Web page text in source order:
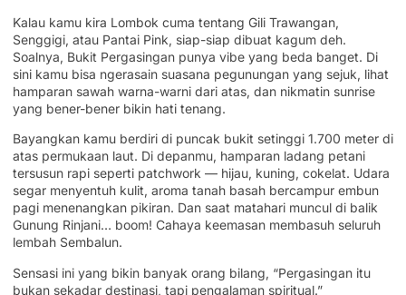
Kalau kamu kira Lombok cuma tentang Gili Trawangan,
Senggigi, atau Pantai Pink, siap-siap dibuat kagum deh.
Soalnya, Bukit Pergasingan punya vibe yang beda banget. Di
sini kamu bisa ngerasain suasana pegunungan yang sejuk, lihat
hamparan sawah warna-warni dari atas, dan nikmatin sunrise
yang bener-bener bikin hati tenang.
Bayangkan kamu berdiri di puncak bukit setinggi 1.700 meter di
atas permukaan laut. Di depanmu, hamparan ladang petani
tersusun rapi seperti patchwork — hijau, kuning, cokelat. Udara
segar menyentuh kulit, aroma tanah basah bercampur embun
pagi menenangkan pikiran. Dan saat matahari muncul di balik
Gunung Rinjani… boom! Cahaya keemasan membasuh seluruh
lembah Sembalun.
Sensasi ini yang bikin banyak orang bilang, “Pergasingan itu
bukan sekadar destinasi, tapi pengalaman spiritual.”